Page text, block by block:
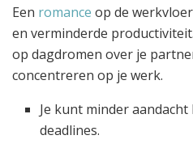
Een romance op de
en verminderde
op dagdromen over je
concentreren op je werk.
Je kunt minder
deadlines.